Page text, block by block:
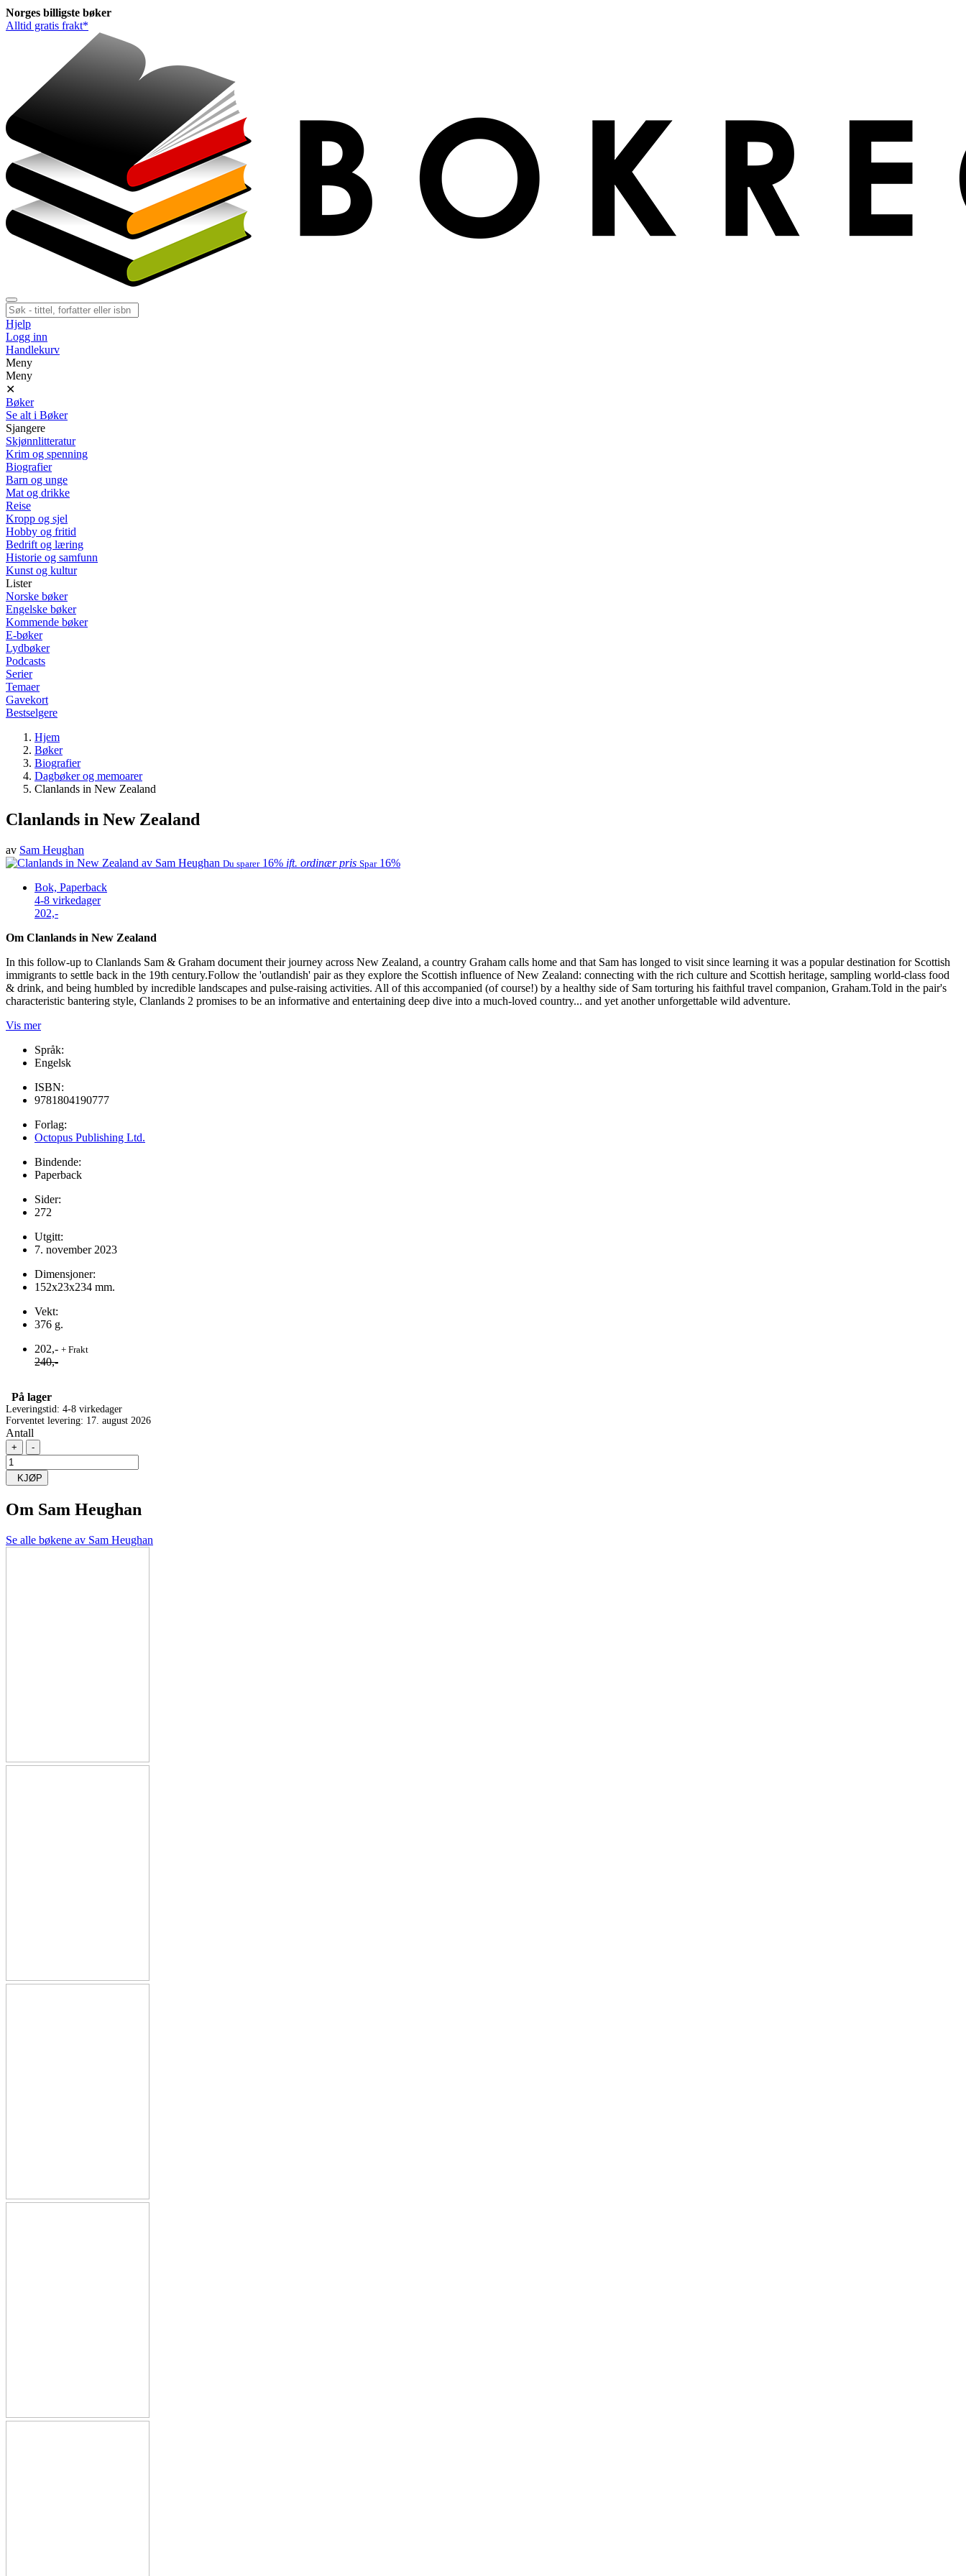
Norges billigste bøker
Alltid gratis frakt*
Hjelp
Logg inn
Handlekurv
Meny
Meny
✕
Bøker
Se alt i Bøker
Sjangere
Skjønnlitteratur
Krim og spenning
Biografier
Barn og unge
Mat og drikke
Reise
Kropp og sjel
Hobby og fritid
Bedrift og læring
Historie og samfunn
Kunst og kultur
Lister
Norske bøker
Engelske bøker
Kommende bøker
E-bøker
Lydbøker
Podcasts
Serier
Temaer
Gavekort
Bestselgere
Hjem
Bøker
Biografier
Dagbøker og memoarer
Clanlands in New Zealand
Clanlands in New Zealand
av Sam Heughan
Du sparer 16% ift. ordinær pris Spar 16%
Bok, Paperback
4-8 virkedager
202,-
Om Clanlands in New Zealand
In this follow-up to Clanlands Sam & Graham document their journey across New Zealand, a country Graham calls home and that Sam has longed to visit since learning it was a popular destination for Scottish
immigrants to settle back in the 19th century.Follow the 'outlandish' pair as they explore the Scottish influence of New Zealand: connecting with the rich culture and Scottish heritage, sampling world-class food
& drink, and being humbled by incredible landscapes and pulse-raising activities. All of this accompanied (of course!) by a healthy side of Sam torturing his faithful travel companion, Graham.Told in the pair's
characteristic bantering style, Clanlands 2 promises to be an informative and entertaining deep dive into a much-loved country... and yet another unforgettable wild adventure.
Vis mer
Språk:
Engelsk
ISBN:
9781804190777
Forlag:
Octopus Publishing Ltd.
Bindende:
Paperback
Sider:
272
Utgitt:
7. november 2023
Dimensjoner:
152x23x234 mm.
Vekt:
376 g.
202,- + Frakt
240,-
På lager
Leveringstid: 4-8 virkedager
Forventet levering: 17. august 2026
Antall
+ -
KJØP
Om Sam Heughan
Se alle bøkene av Sam Heughan